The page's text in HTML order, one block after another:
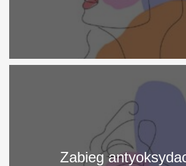
Zabieg